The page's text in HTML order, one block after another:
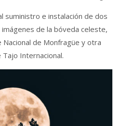
suministro e instalación de dos
de la bóveda celeste,
Nacional de Monfragüe y otra
Internacional.